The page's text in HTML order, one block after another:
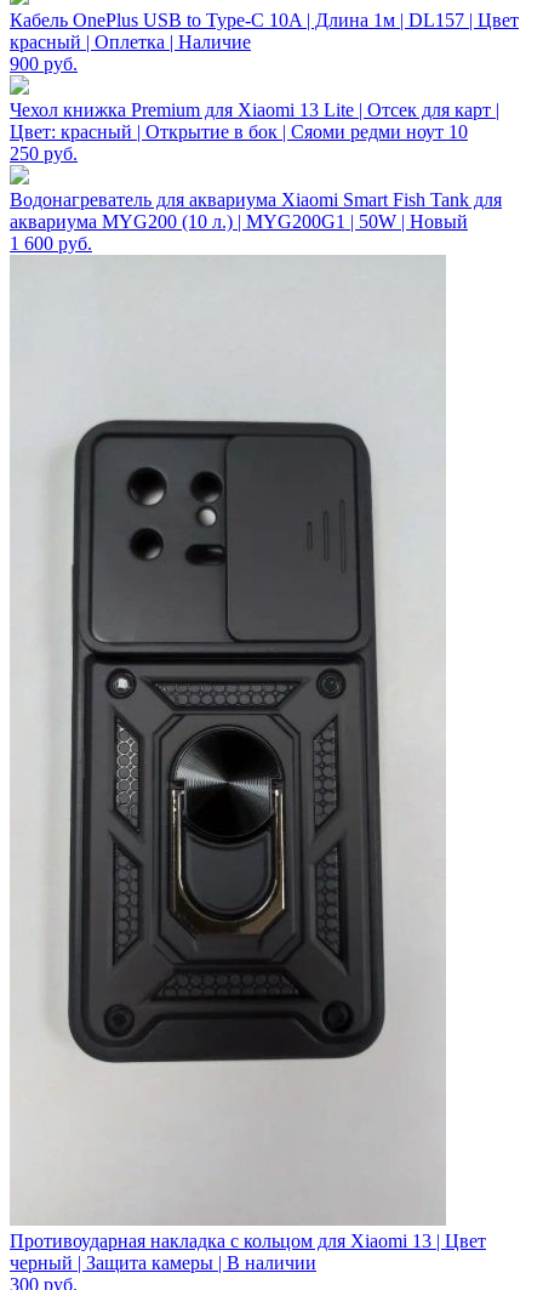
Кабель OnePlus USB to Type-C 10A | Длина 1м | DL157 | Цвет
красный | Оплетка | Наличие
900 руб.
Чехол книжка Premium для Xiaomi 13 Lite | Отсек для карт |
Цвет: красный | Открытие в бок | Сяоми редми ноут 10
250 руб.
Водонагреватель для аквариума Xiaomi Smart Fish Tank для
аквариума MYG200 (10 л.) | MYG200G1 | 50W | Новый
1 600 руб.
Противоударная накладка с кольцом для Xiaomi 13 | Цвет
черный | Защита камеры | В наличии
300 руб.